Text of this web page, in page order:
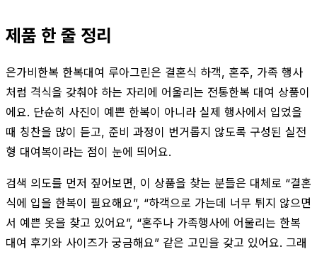
제품 한 줄 정리
은가비한복 한복대여 루아그린은 결혼식 하객, 혼주, 가족 행사
처럼 격식을 갖춰야 하는 자리에 어울리는 전통한복 대여 상품이
에요. 단순히 사진이 예쁜 한복이 아니라 실제 행사에서 입었을
때 칭찬을 많이 듣고, 준비 과정이 번거롭지 않도록 구성된 실전
형 대여복이라는 점이 눈에 띄어요.
검색 의도를 먼저 짚어보면, 이 상품을 찾는 분들은 대체로 “결혼
식에 입을 한복이 필요해요”, “하객으로 가는데 너무 튀지 않으면
서 예쁜 옷을 찾고 있어요”, “혼주나 가족행사에 어울리는 한복
대여 후기와 사이즈가 궁금해요” 같은 고민을 갖고 있어요. 그래